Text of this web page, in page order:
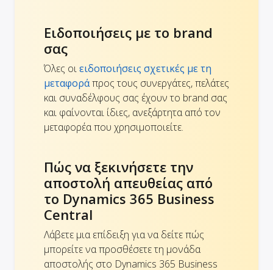
Ειδοποιήσεις με το brand
σας
Όλες οιειδοποιήσεις σχετικές με τη
μεταφοράπρος τους συνεργάτες, πελάτες
και συναδέλφους σας έχουν το brand σας
και φαίνονται ίδιες, ανεξάρτητα από τον
μεταφορέα που χρησιμοποιείτε.
Πώς να ξεκινήσετε την
αποστολή απευθείας από
το Dynamics 365 Business
Central
Λάβετε μια επίδειξη για να δείτε πώς
μπορείτε να προσθέσετε τη μονάδα
αποστολής στο Dynamics 365 Business